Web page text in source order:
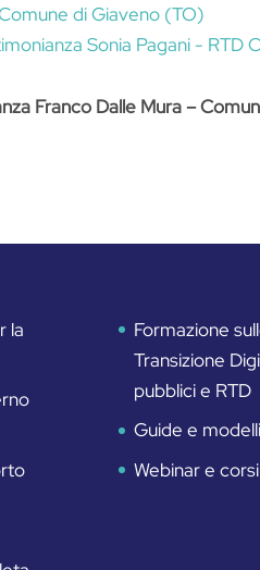
di Giaveno (TO)
Sonia Pagani - RTD
Franco Dalle Mura –
la
Formazione
Transizione
pubblici e RTD
Guide e
Webinar e